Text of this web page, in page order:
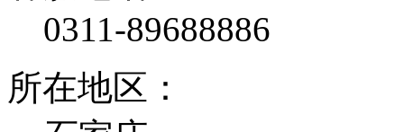
0311-89688886
所在地区：